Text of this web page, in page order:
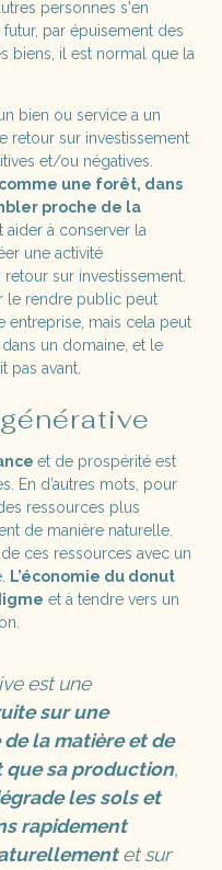
personnes s'en
par épuisement des
biens, il est normal que la
bien ou service a un
retour sur investissement
et/ou négatives.
une forêt, dans
proche de la
aider à conserver la
une activité
sur investissement.
le rendre public peut
mais cela peut
un domaine, et le
pas avant.
et de prospérité est
En d’autres mots, pour
ressources plus
de manière naturelle.
ces ressources avec un
L’économie du donut
et à tendre vers un
est une
sur une
la matière et de
que sa production,
les sols et
rapidement
et sur